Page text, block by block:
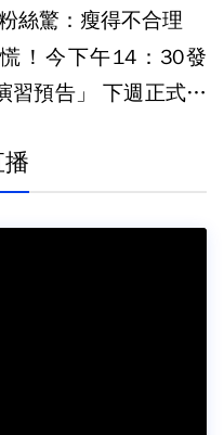
絲驚：瘦得不合理
！今下午14：30發
習預告」 下週正式登